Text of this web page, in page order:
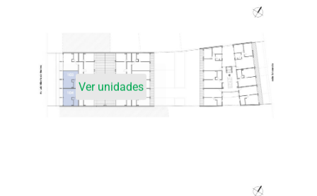
Ver unidades